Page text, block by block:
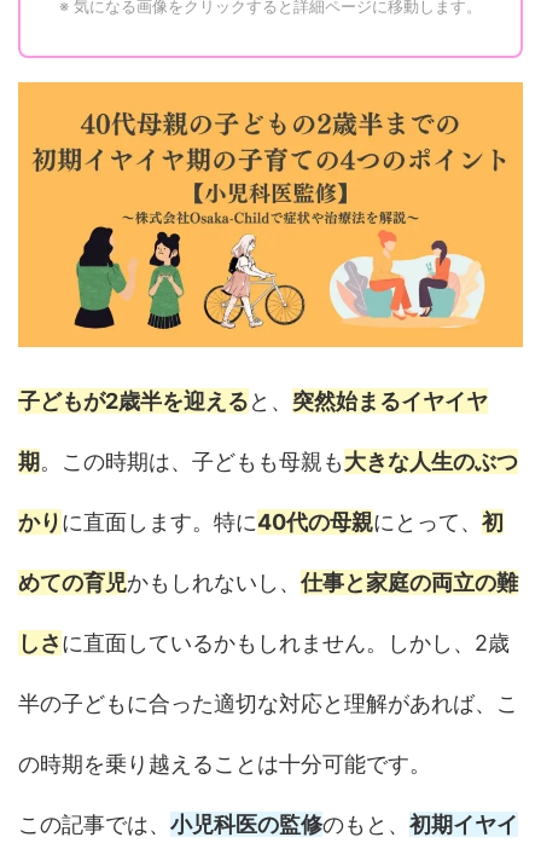
※ 気になる画像をクリックすると詳細ページに移動します。
子どもが2歳半を迎えると、 突然始まるイヤイヤ
期。この時期は、子どもも母親も大きな人生のぶつ
かりに直面します。特に40代の母親にとって、 初
めての育児かもしれないし、 仕事と家庭の両立の難
しさに直面しているかもしれません。しかし、2歳
半の子どもに合った適切な対応と理解があれば、こ
の時期を乗り越えることは十分可能です。
この記事では、 小児科医の監修のもと、 初期イヤイ